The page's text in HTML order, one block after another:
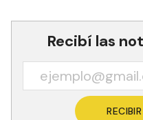
Recibí las